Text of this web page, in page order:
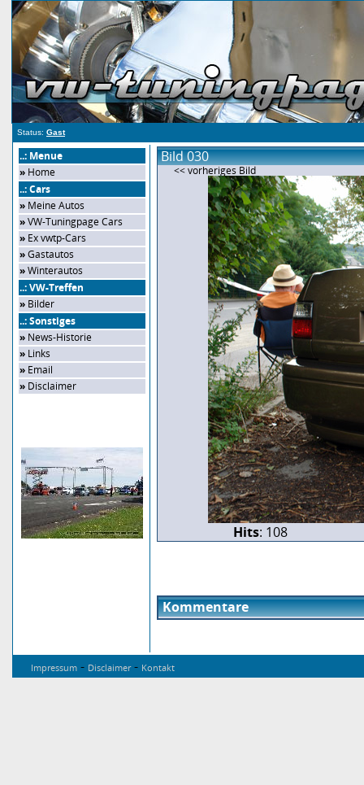
Status: Gast
..: Menue
» Home
..: Cars
» Meine Autos
»VW-Tuningpage Cars
» Ex vwtp-Cars
»Gastautos
»Winterautos
..: VW-Treffen
» Bilder
..: Sonstiges
» News-Historie
» Links
» Email
» Disclaimer
Bild 030
<< vorheriges Bild
Hits: 108
Kommentare
Impressum - Disclaimer- Kontakt